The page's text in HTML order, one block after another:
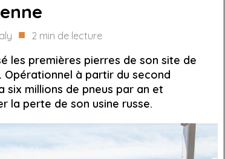
■ 2 min de lecture
les premières pierres de son site de
à partir du second
six millions de pneus par an et
la perte de son usine russe.